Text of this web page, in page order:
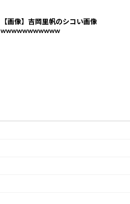
【画像】吉岡里帆のシコい画像
wwwwwwwwwww